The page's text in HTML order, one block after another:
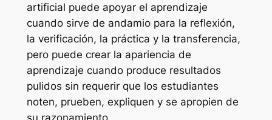
artificial puede apoyar el aprendizaje
cuando sirve de andamio para la reflexión,
la verificación, la práctica y la transferencia,
pero puede crear la apariencia de
aprendizaje cuando produce resultados
pulidos sin requerir que los estudiantes
noten, prueben, expliquen y se apropien de
su razonamiento.